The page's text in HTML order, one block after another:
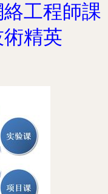
工程師課
精英